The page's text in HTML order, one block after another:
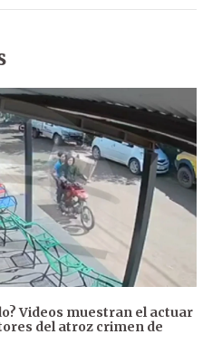
Videos muestran el actuar
del atroz crimen de